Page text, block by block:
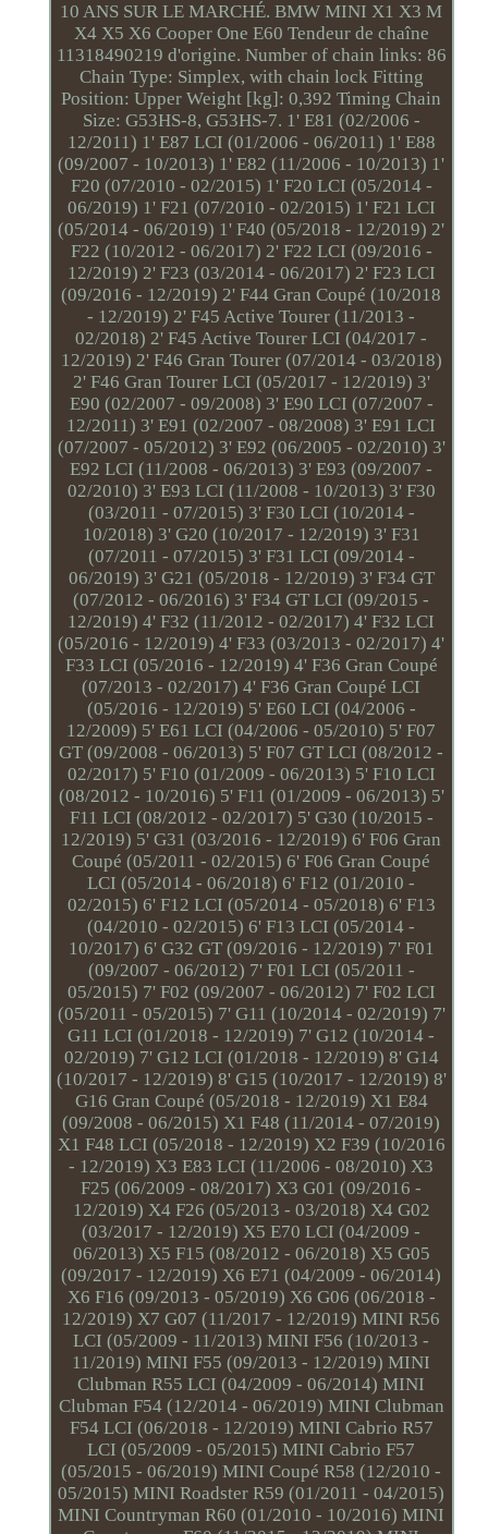
10 ANS SUR LE MARCHÉ. BMW MINI X1 X3 M
X4 X5 X6 Cooper One E60 Tendeur de chaîne
11318490219 d'origine. Number of chain links: 86
Chain Type: Simplex, with chain lock Fitting
Position: Upper Weight [kg]: 0,392 Timing Chain
Size: G53HS-8, G53HS-7. 1' E81 (02/2006 -
12/2011) 1' E87 LCI (01/2006 - 06/2011) 1' E88
(09/2007 - 10/2013) 1' E82 (11/2006 - 10/2013) 1'
F20 (07/2010 - 02/2015) 1' F20 LCI (05/2014 -
06/2019) 1' F21 (07/2010 - 02/2015) 1' F21 LCI
(05/2014 - 06/2019) 1' F40 (05/2018 - 12/2019) 2'
F22 (10/2012 - 06/2017) 2' F22 LCI (09/2016 -
12/2019) 2' F23 (03/2014 - 06/2017) 2' F23 LCI
(09/2016 - 12/2019) 2' F44 Gran Coupé (10/2018
- 12/2019) 2' F45 Active Tourer (11/2013 -
02/2018) 2' F45 Active Tourer LCI (04/2017 -
12/2019) 2' F46 Gran Tourer (07/2014 - 03/2018)
2' F46 Gran Tourer LCI (05/2017 - 12/2019) 3'
E90 (02/2007 - 09/2008) 3' E90 LCI (07/2007 -
12/2011) 3' E91 (02/2007 - 08/2008) 3' E91 LCI
(07/2007 - 05/2012) 3' E92 (06/2005 - 02/2010) 3'
E92 LCI (11/2008 - 06/2013) 3' E93 (09/2007 -
02/2010) 3' E93 LCI (11/2008 - 10/2013) 3' F30
(03/2011 - 07/2015) 3' F30 LCI (10/2014 -
10/2018) 3' G20 (10/2017 - 12/2019) 3' F31
(07/2011 - 07/2015) 3' F31 LCI (09/2014 -
06/2019) 3' G21 (05/2018 - 12/2019) 3' F34 GT
(07/2012 - 06/2016) 3' F34 GT LCI (09/2015 -
12/2019) 4' F32 (11/2012 - 02/2017) 4' F32 LCI
(05/2016 - 12/2019) 4' F33 (03/2013 - 02/2017) 4'
F33 LCI (05/2016 - 12/2019) 4' F36 Gran Coupé
(07/2013 - 02/2017) 4' F36 Gran Coupé LCI
(05/2016 - 12/2019) 5' E60 LCI (04/2006 -
12/2009) 5' E61 LCI (04/2006 - 05/2010) 5' F07
GT (09/2008 - 06/2013) 5' F07 GT LCI (08/2012 -
02/2017) 5' F10 (01/2009 - 06/2013) 5' F10 LCI
(08/2012 - 10/2016) 5' F11 (01/2009 - 06/2013) 5'
F11 LCI (08/2012 - 02/2017) 5' G30 (10/2015 -
12/2019) 5' G31 (03/2016 - 12/2019) 6' F06 Gran
Coupé (05/2011 - 02/2015) 6' F06 Gran Coupé
LCI (05/2014 - 06/2018) 6' F12 (01/2010 -
02/2015) 6' F12 LCI (05/2014 - 05/2018) 6' F13
(04/2010 - 02/2015) 6' F13 LCI (05/2014 -
10/2017) 6' G32 GT (09/2016 - 12/2019) 7' F01
(09/2007 - 06/2012) 7' F01 LCI (05/2011 -
05/2015) 7' F02 (09/2007 - 06/2012) 7' F02 LCI
(05/2011 - 05/2015) 7' G11 (10/2014 - 02/2019) 7'
G11 LCI (01/2018 - 12/2019) 7' G12 (10/2014 -
02/2019) 7' G12 LCI (01/2018 - 12/2019) 8' G14
(10/2017 - 12/2019) 8' G15 (10/2017 - 12/2019) 8'
G16 Gran Coupé (05/2018 - 12/2019) X1 E84
(09/2008 - 06/2015) X1 F48 (11/2014 - 07/2019)
X1 F48 LCI (05/2018 - 12/2019) X2 F39 (10/2016
- 12/2019) X3 E83 LCI (11/2006 - 08/2010) X3
F25 (06/2009 - 08/2017) X3 G01 (09/2016 -
12/2019) X4 F26 (05/2013 - 03/2018) X4 G02
(03/2017 - 12/2019) X5 E70 LCI (04/2009 -
06/2013) X5 F15 (08/2012 - 06/2018) X5 G05
(09/2017 - 12/2019) X6 E71 (04/2009 - 06/2014)
X6 F16 (09/2013 - 05/2019) X6 G06 (06/2018 -
12/2019) X7 G07 (11/2017 - 12/2019) MINI R56
LCI (05/2009 - 11/2013) MINI F56 (10/2013 -
11/2019) MINI F55 (09/2013 - 12/2019) MINI
Clubman R55 LCI (04/2009 - 06/2014) MINI
Clubman F54 (12/2014 - 06/2019) MINI Clubman
F54 LCI (06/2018 - 12/2019) MINI Cabrio R57
LCI (05/2009 - 05/2015) MINI Cabrio F57
(05/2015 - 06/2019) MINI Coupé R58 (12/2010 -
05/2015) MINI Roadster R59 (01/2011 - 04/2015)
MINI Countryman R60 (01/2010 - 10/2016) MINI